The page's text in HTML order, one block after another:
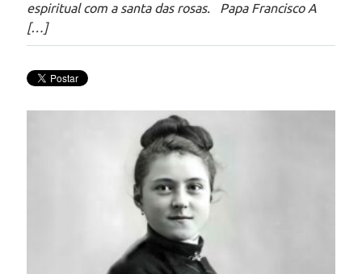
espiritual com a santa das rosas. Papa Francisco A
[…]